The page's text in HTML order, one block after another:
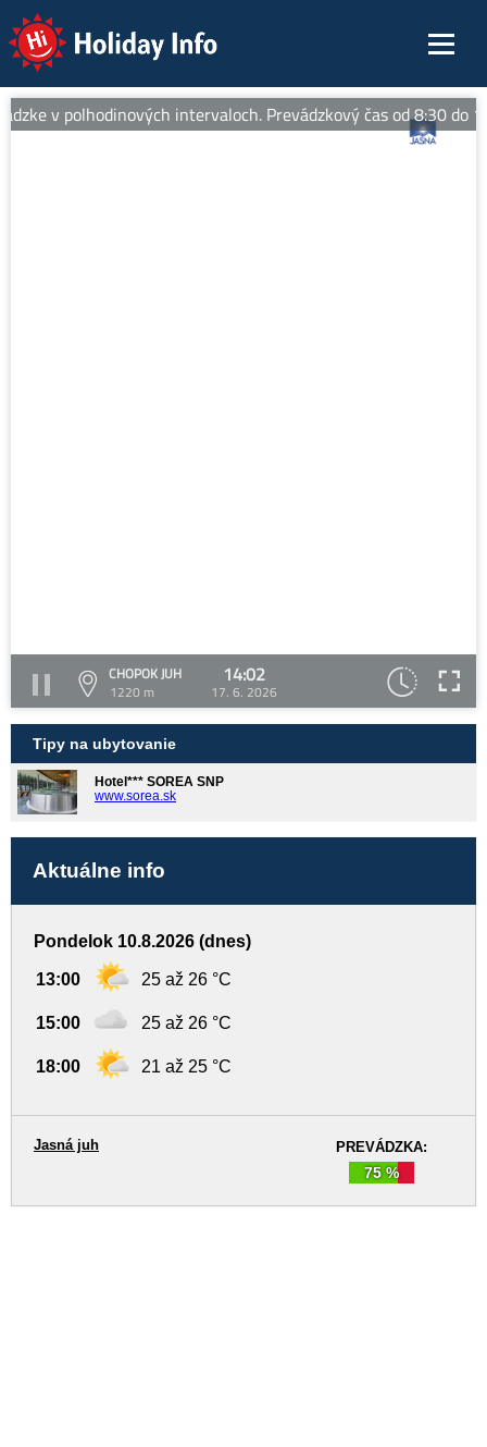
Holiday Info
v polhodinových intervaloch. Prevádzkový čas od 8:30 do
CHOPOK JUH
1220 m
14:02
17. 6. 2026
Tipy na ubytovanie
Hotel*** SOREA SNP
www.sorea.sk
Aktuálne info
Pondelok 10.8.2026 (dnes)
13:00 25 až 26 °C
15:00 25 až 26 °C
18:00 21 až 25 °C
PREVÁDZKA:
75 %
Jasná juh